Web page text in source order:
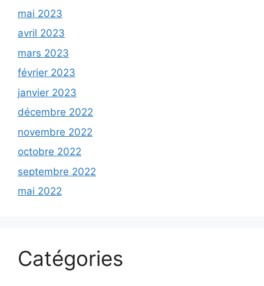
mai 2023
avril 2023
mars 2023
février 2023
janvier 2023
décembre 2022
novembre 2022
octobre 2022
septembre 2022
mai 2022
Catégories